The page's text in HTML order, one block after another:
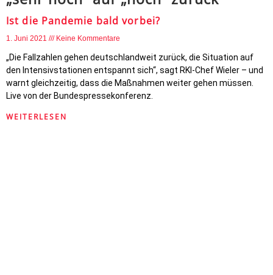
Ist die Pandemie bald vorbei?
1. Juni 2021 Keine Kommentare
„Die Fallzahlen gehen deutschlandweit zurück, die Situation auf
den Intensivstationen entspannt sich“, sagt RKI-Chef Wieler – und
warnt gleichzeitig, dass die Maßnahmen weiter gehen müssen.
Live von der Bundespressekonferenz.
WEITERLESEN